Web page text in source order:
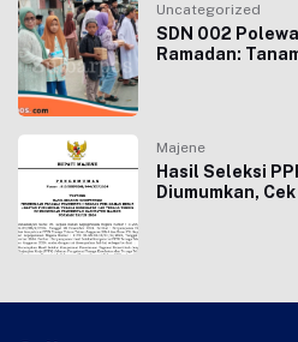
Uncategorized
SDN 002
Ramadan:
Majene
Hasil Seleksi
Diumumkan,